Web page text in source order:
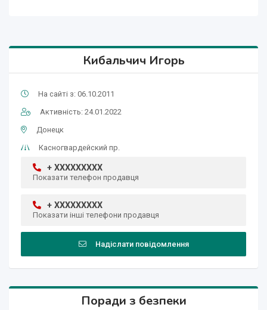
Кибальчич Игорь
На сайті з: 06.10.2011
Активність: 24.01.2022
Донецк
Касногвардейский пр.
+ XXXXXXXXX
Показати телефон продавця
+ XXXXXXXXX
Показати інші телефони продавця
Надіслати повідомлення
Поради з безпеки